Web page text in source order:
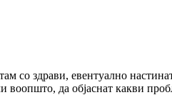
со здрави, евентуално
да објаснат какви